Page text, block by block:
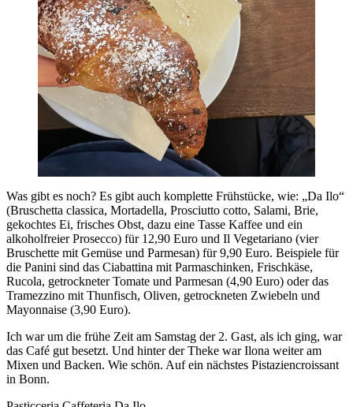
Was gibt es noch? Es gibt auch komplette Frühstücke, wie: „Da Ilo“
(Bruschetta classica, Mortadella, Prosciutto cotto, Salami, Brie,
gekochtes Ei, frisches Obst, dazu eine Tasse Kaffee und ein
alkoholfreier Prosecco) für 12,90 Euro und Il Vegetariano (vier
Bruschette mit Gemüse und Parmesan) für 9,90 Euro. Beispiele für
die Panini sind das Ciabattina mit Parmaschinken, Frischkäse,
Rucola, getrockneter Tomate und Parmesan (4,90 Euro) oder das
Tramezzino mit Thunfisch, Oliven, getrockneten Zwiebeln und
Mayonnaise (3,90 Euro).
Ich war um die frühe Zeit am Samstag der 2. Gast, als ich ging, war
das Café gut besetzt. Und hinter der Theke war Ilona weiter am
Mixen und Backen. Wie schön. Auf ein nächstes Pistaziencroissant
in Bonn.